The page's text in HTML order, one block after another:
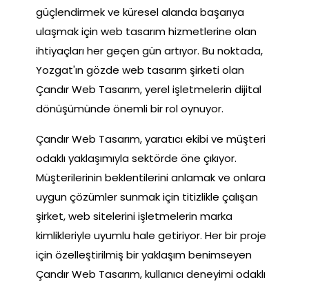
güçlendirmek ve küresel alanda başarıya
ulaşmak için web tasarım hizmetlerine olan
ihtiyaçları her geçen gün artıyor. Bu noktada,
Yozgat'ın gözde web tasarım şirketi olan
Çandır Web Tasarım, yerel işletmelerin dijital
dönüşümünde önemli bir rol oynuyor.
Çandır Web Tasarım, yaratıcı ekibi ve müşteri
odaklı yaklaşımıyla sektörde öne çıkıyor.
Müşterilerinin beklentilerini anlamak ve onlara
uygun çözümler sunmak için titizlikle çalışan
şirket, web sitelerini işletmelerin marka
kimlikleriyle uyumlu hale getiriyor. Her bir proje
için özelleştirilmiş bir yaklaşım benimseyen
Çandır Web Tasarım, kullanıcı deneyimi odaklı